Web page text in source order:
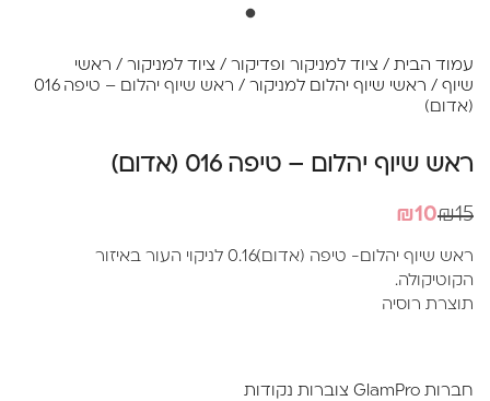
עמוד הבית / ציוד למניקור ופדיקור / ציוד למניקור / ראשי
שיוף / ראשי שיוף יהלום למניקור
/ ראש שיוף יהלום – טיפה 016
(אדום)
ראש שיוף יהלום – טיפה 016 (אדום)
₪15
המחיר
₪15.
₪10
המחיר
₪10.
ראש שיוף יהלום- טיפה (אדום)0.16 לניקוי העור באיזור
הקוטיקולה.
תוצרת רוסיה
חברות GlamPro צוברות נקודות